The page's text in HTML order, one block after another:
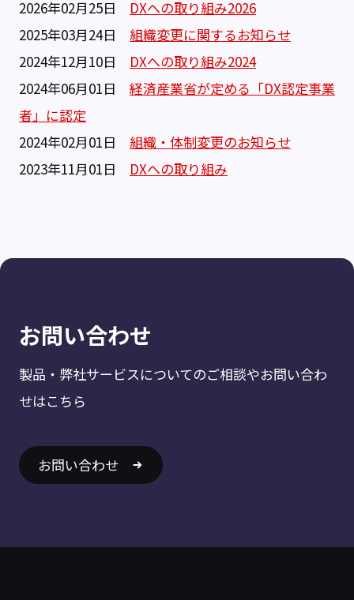
2026年02月25日 DXへの取り組み2026
2025年03月24日 組織変更に関するお知らせ
2024年12月10日 DXへの取り組み2024
2024年06月01日 経済産業省が定める「DX認定事業
者」に認定
2024年02月01日 組織・体制変更のお知らせ
2023年11月01日 DXへの取り組み
お問い合わせ
製品・弊社サービスについてのご相談やお問い合わ
せはこちら
お問い合わせ